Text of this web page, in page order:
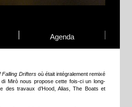
Agenda
Falling Driftersoù était intégralement remixé
Mirò nous propose cette fois-ci un long-
des travaux d’Hood, Alias, The Boats et